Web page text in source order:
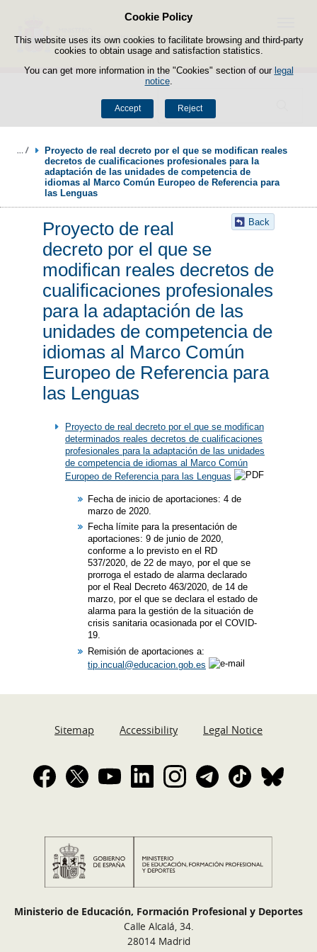
Cookie Policy
This website uses its own cookies to facilitate browsing and third-party
cookies to obtain usage and satisfaction statistics.
You can get more information in the "Cookies" section of our legal
notice.
Accept Reject
Skip to content
Search
Menu
Proyecto de real decreto por el que se modifican reales
decretos de cualificaciones profesionales para la
adaptación de las unidades de competencia de
idiomas al Marco Común Europeo de Referencia para
las Lenguas
Back
Proyecto de real
decreto por el que se
modifican reales decretos de
cualificaciones profesionales
para la adaptación de las
unidades de competencia de
idiomas al Marco Común
Europeo de Referencia para
las Lenguas
Proyecto de real decreto por el que se modifican
determinados reales decretos de cualificaciones
profesionales para la adaptación de las unidades
de competencia de idiomas al Marco Común
Europeo de Referencia para las Lenguas
Fecha de inicio de aportaciones: 4 de
marzo de 2020.
Fecha límite para la presentación de
aportaciones: 9 de junio de 2020,
conforme a lo previsto en el RD
537/2020, de 22 de mayo, por el que se
prorroga el estado de alarma declarado
por el Real Decreto 463/2020, de 14 de
marzo, por el que se declara el estado de
alarma para la gestión de la situación de
crisis sanitaria ocasionada por el COVID-
19.
Remisión de aportaciones a:
tip.incual@educacion.gob.es
Sitemap Accessibility Legal Notice
Ministerio de Educación, Formación Profesional y Deportes
Calle Alcalá, 34.
28014 Madrid